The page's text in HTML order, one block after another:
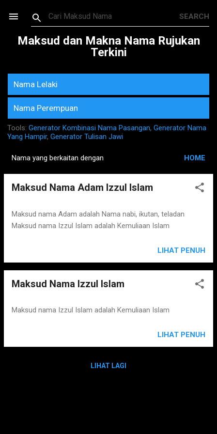
Skip to main content
Maksud dan Makna Nama Rujukan
Terkini
Nama Lelaki
Nama Perempuan
Tools: Generator Kombinasi Nama Pasangan, Generator Nama
Yang Hampir, Generator Tulisan Jawi
o
Nama yang berkaitan dengan HOME
Maksud Nama Adam Izzul Islam
Maksud nama Adam adalah Nama nabi, ikutan, teladan
Maksud nama Izzul Islam adalah Kemuliaan Islam
LIHAT PENUH
Maksud Nama Izzul Islam
Maksud nama Izzul Islam adalah Kemuliaan Islam
LIHAT PENUH
LIHAT LAGI